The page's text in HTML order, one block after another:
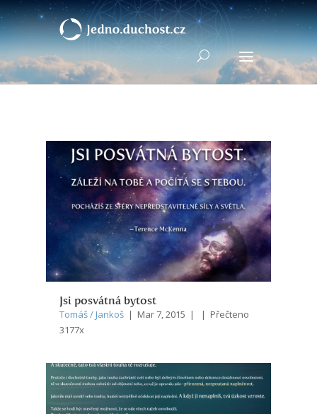
Jsi posvátná bytost
Tomáš / Jankoš | Mar 7, 2015 | | Přečteno
3177x